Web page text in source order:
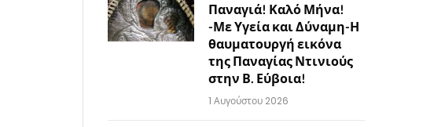
Παναγιά! Καλό Μήνα!
-Με Υγεία και Δύναμη-Η
θαυματουργή εικόνα
της Παναγίας Ντινιούς
στην Β. Εύβοια!
1 Αυγούστου 2026